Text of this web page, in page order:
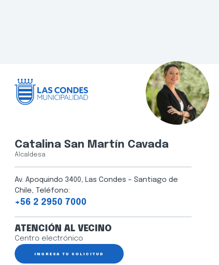
Catalina San Martín Cavada
Alcaldesa
Av. Apoquindo 3400, Las Condes – Santiago de
Chile, Teléfono:
+56 2 2950 7000
ATENCIÓN AL VECINO
Centro electrónico
INGRESA TU SOLICITUD